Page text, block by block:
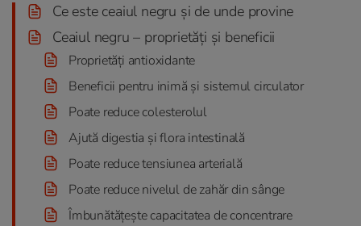
Ce este ceaiul negru și de unde provine
Ceaiul negru – proprietăți și beneficii
Proprietăți antioxidante
Beneficii pentru inimă și sistemul circulator
Poate reduce colesterolul
Ajută digestia și flora intestinală
Poate reduce tensiunea arterială
Poate reduce nivelul de zahăr din sânge
Îmbunătățește capacitatea de concentrare